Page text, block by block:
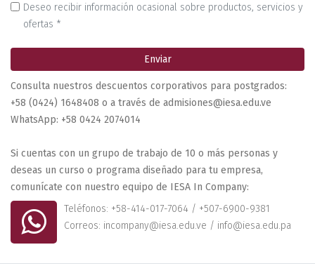
Deseo recibir información ocasional sobre productos, servicios y
ofertas *
Enviar
Consulta nuestros descuentos corporativos para postgrados:
+58 (0424) 1648408 o a través de admisiones@iesa.edu.ve
WhatsApp: +58 0424 2074014
Si cuentas con un grupo de trabajo de 10 o más personas y
deseas un curso o programa diseñado para tu empresa,
comunícate con nuestro equipo de IESA In Company:
Teléfonos: +58-414-017-7064 / +507-6900-9381
Correos: incompany@iesa.edu.ve / info@iesa.edu.pa